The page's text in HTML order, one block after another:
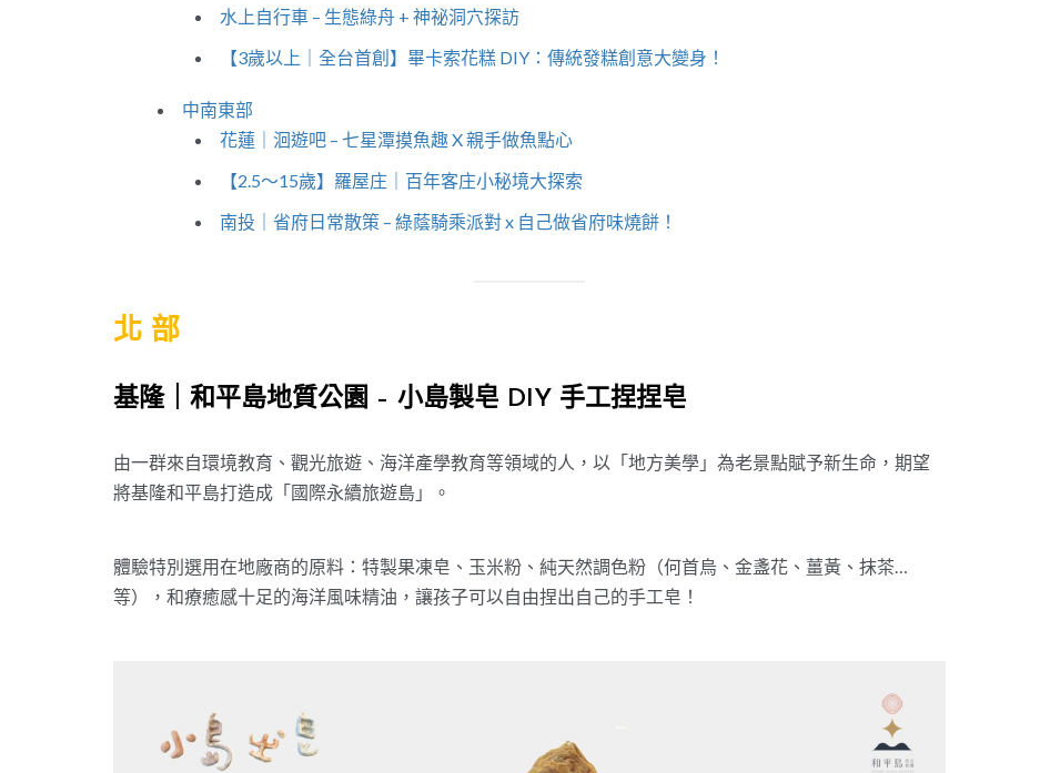
水上自行車 – 生態綠舟 + 神祕洞穴探訪
【3歲以上｜全台首創】畢卡索花糕 DIY：傳統發糕創意大變身！
中南東部
花蓮｜洄遊吧 – 七星潭摸魚趣 X 親手做魚點心
【2.5～15歲】羅屋庄｜百年客庄小秘境大探索
南投｜省府日常散策 – 綠蔭騎乘派對 x 自己做省府味燒餅！
北 部
基隆｜和平島地質公園 – 小島製皂 DIY 手工捏捏皂
由一群來自環境教育、觀光旅遊、海洋產學教育等領域的人，以「地方美學」為老景點賦予新生命，期望
將基隆和平島打造成「國際永續旅遊島」。
體驗特別選用在地廠商的原料：特製果凍皂、玉米粉、純天然調色粉（何首烏、金盞花、薑黃、抹茶…
等），和療癒感十足的海洋風味精油，讓孩子可以自由捏出自己的手工皂！